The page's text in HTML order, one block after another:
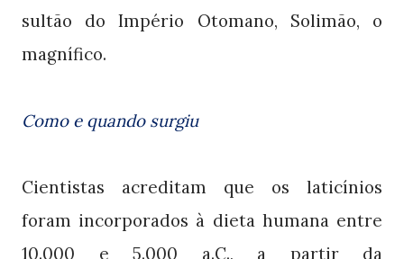
sultão do Império Otomano, Solimão, o
magnífico.
Como e quando surgiu
Cientistas acreditam que os laticínios
foram incorporados à dieta humana entre
10.000 e 5.000 a.C., a partir da